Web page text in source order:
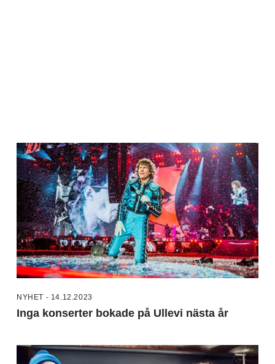
NYHET - 14.12.2023
Inga konserter bokade på Ullevi nästa år